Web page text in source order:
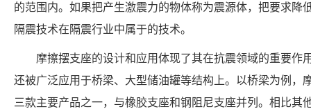
的范围内。如果把产生激震力的物体称为震源体，把要求降
隔震技术在隔震行业中属于的技术。
摩擦摆支座的设计和应用体现了其在抗震领域的重要作
还被广泛应用于桥梁、大型储油罐等结构上。以桥梁为例，
三款主要产品之一，与橡胶支座和钢阻尼支座并列。相比其